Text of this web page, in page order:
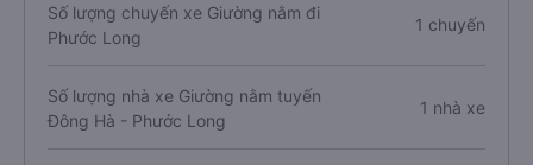
Số lượng chuyến xe Giường nằm đi
Phước Long
1 chuyến
Số lượng nhà xe Giường nằm tuyến
Đông Hà - Phước Long
1 nhà xe